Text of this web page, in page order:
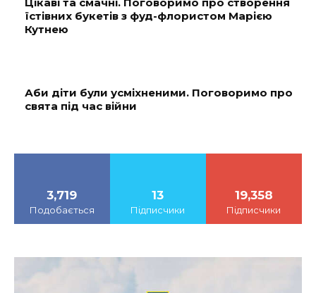
їстівних букетів з фуд-флористом Марією
Кутнею
Аби діти були усміхненими. Поговоримо про
свята під час війни
3,719
Подобається
13
Підписчики
19,358
Підписчики